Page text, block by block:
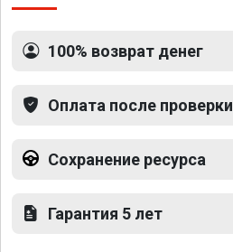
100% возврат денег
Оплата после проверки
Сохранение ресурса
Гарантия 5 лет